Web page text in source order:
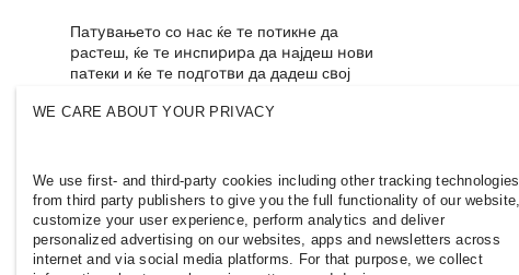
Патувањето со нас ќе те потикне да
растеш, ќе те инспирира да најдеш нови
патеки и ќе те подготви да дадеш свој
модна индустрија. Придружи ни се и откриј
WE CARE ABOUT YOUR PRIVACY
We use first- and third-party cookies including other tracking technologies
from third party publishers to give you the full functionality of our website,
customize your user experience, perform analytics and deliver
personalized advertising on our websites, apps and newsletters across
internet and via social media platforms. For that purpose, we collect